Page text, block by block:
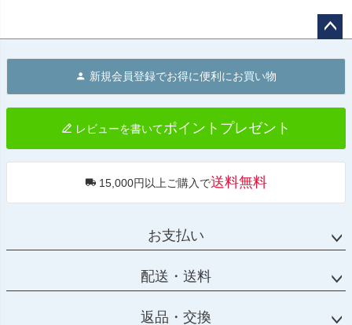
へ
新規会員登録でお得に便利にお買い物
レビューを書いてポイントプレゼント
15,000円以上ご購入で送料無料
お支払い
配送・送料
返品・交換